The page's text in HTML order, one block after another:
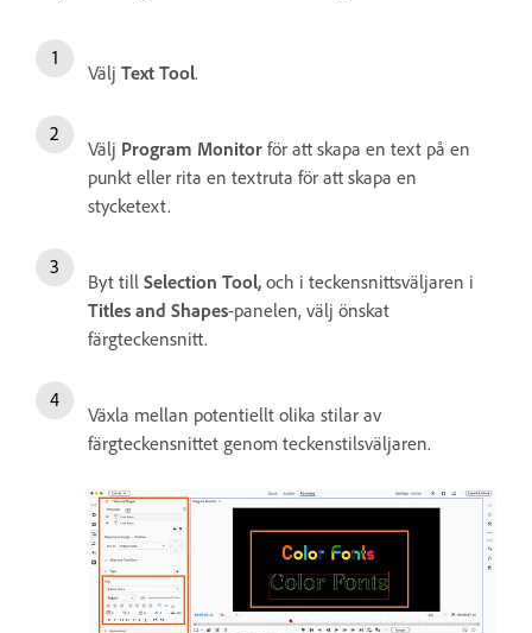
Välj Text Tool.
Välj Program Monitor för att skapa en text på en
punkt eller rita en textruta för att skapa en
stycketext.
Byt till Selection Tool, och i teckensnittsväljaren i
Titles and Shapes-panelen, välj önskat
färgteckensnitt.
Växla mellan potentiellt olika stilar av
färgteckensnittet genom teckenstilsväljaren.